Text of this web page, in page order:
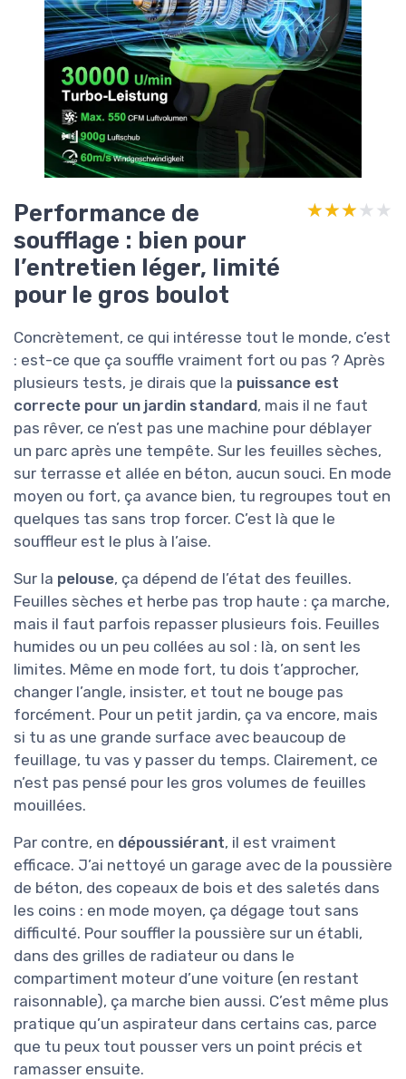
Performance de
soufflage : bien pour
l’entretien léger, limité
pour le gros boulot
★★★★★
★★★★★
Concrètement, ce qui intéresse tout le monde, c’est
: est-ce que ça souffle vraiment fort ou pas ? Après
plusieurs tests, je dirais que la puissance est
correcte pour un jardin standard, mais il ne faut
pas rêver, ce n’est pas une machine pour déblayer
un parc après une tempête. Sur les feuilles sèches,
sur terrasse et allée en béton, aucun souci. En mode
moyen ou fort, ça avance bien, tu regroupes tout en
quelques tas sans trop forcer. C’est là que le
souffleur est le plus à l’aise.
Sur la pelouse, ça dépend de l’état des feuilles.
Feuilles sèches et herbe pas trop haute : ça marche,
mais il faut parfois repasser plusieurs fois. Feuilles
humides ou un peu collées au sol : là, on sent les
limites. Même en mode fort, tu dois t’approcher,
changer l’angle, insister, et tout ne bouge pas
forcément. Pour un petit jardin, ça va encore, mais
si tu as une grande surface avec beaucoup de
feuillage, tu vas y passer du temps. Clairement, ce
n’est pas pensé pour les gros volumes de feuilles
mouillées.
Par contre, en dépoussiérant, il est vraiment
efficace. J’ai nettoyé un garage avec de la poussière
de béton, des copeaux de bois et des saletés dans
les coins : en mode moyen, ça dégage tout sans
difficulté. Pour souffler la poussière sur un établi,
dans des grilles de radiateur ou dans le
compartiment moteur d’une voiture (en restant
raisonnable), ça marche bien aussi. C’est même plus
pratique qu’un aspirateur dans certains cas, parce
que tu peux tout pousser vers un point précis et
ramasser ensuite.